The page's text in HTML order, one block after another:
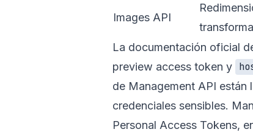
Images API
La documentación oficial
preview access token y
de Management API están
credenciales sensibles.
Personal Access Tokens,